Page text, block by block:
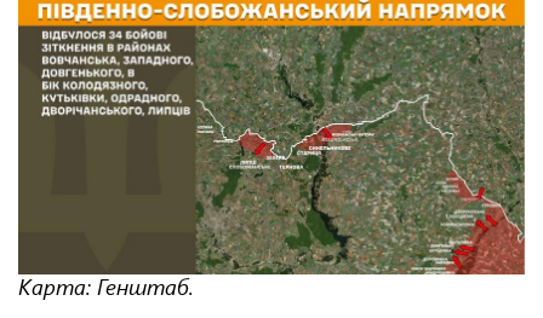
Карта: Генштаб.